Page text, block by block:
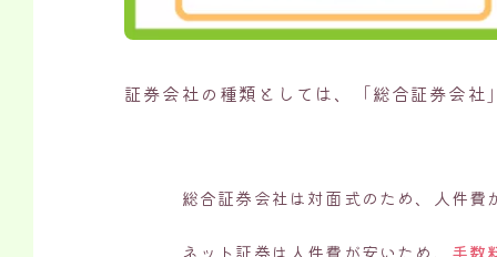
証券会社の種類としては、「総合証券会
総合証券会社は対面式のため、人件費
ネット証券は人件費が安いため、 手数